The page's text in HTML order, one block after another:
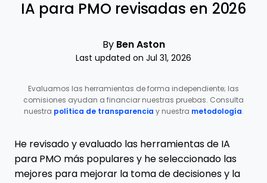
IA para PMO revisadas en 2026
By Ben Aston
Last updated on Jul 31, 2026
Evaluamos las herramientas de forma independiente; las
comisiones ayudan a financiar nuestras pruebas. Consulta
nuestra política de transparencia y nuestra metodología.
He revisado y evaluado las herramientas de IA
para PMO más populares y he seleccionado las
mejores para mejorar la toma de decisiones y la